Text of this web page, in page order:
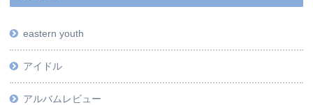
eastern youth
アイドル
アルバムレビュー